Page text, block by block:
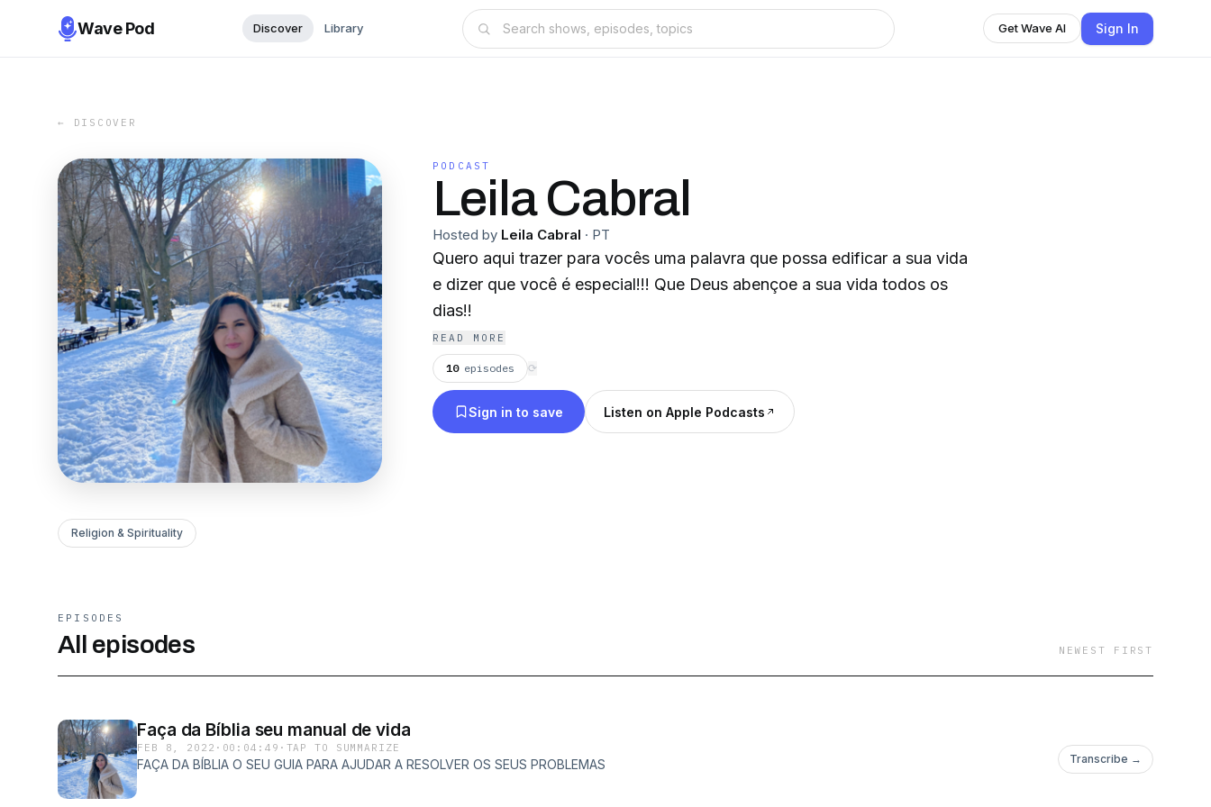
Wave Pod Discover Library Get Wave AI Sign In
← DISCOVER
PODCAST
Leila Cabral
Hosted by Leila Cabral · PT
Quero aqui trazer para vocês uma palavra que possa edificar a sua vida
e dizer que você é especial!!! Que Deus abençoe a sua vida todos os
dias!!
READ MORE
10 episodes ⟳
Sign in to save Listen on Apple Podcasts
Religion & Spirituality
EPISODES
All episodes NEWEST FIRST
Faça da Bíblia seu manual de vida
FEB 8, 2022 · 00:04:49 · TAP TO SUMMARIZE
FAÇA DA BÍBLIA O SEU GUIA PARA AJUDAR A RESOLVER OS SEUS PROBLEMAS Transcribe →